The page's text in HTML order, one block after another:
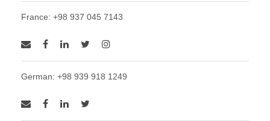
France: +98 937 045 7143
German: +98 939 918 1249